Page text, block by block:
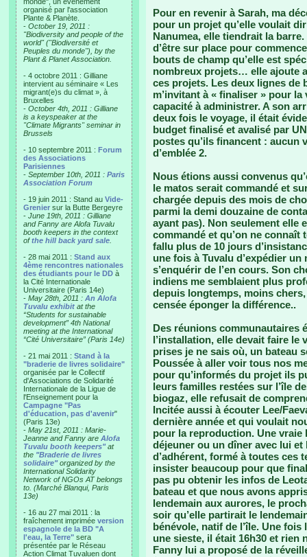
organisé par l'association
Plante & Planète.
- October 19, 2011 :
"Biodiversity and people of the
world" ("Biodiversité et
Peuples du monde"), by the
Plant & Planet Association.
- 4 octobre 2011 : Gilliane
intervient au séminaire « Les
migrant(e)s du climat », à
Bruxelles
- October 4th, 2011 : Gilliane
is a keyspeaker at the
"Climate Migrants" seminar in
Brussels
- 10 septembre 2011 : Forum
des Associations
Parisiennes
- September 10th, 2011 : Paris
Association Forum
- 19 juin 2011 : Stand au Vide-
Grenier sur la Butte Bergeyre
- June 19th, 2011 : Gilliane
and Fanny are Alofa Tuvalu
booth keepers in the context
ofthe hill back yard sale
- 28 mai 2011 : Stand aux
4ème rencontres nationales
des étudiants pour le DD à
la Cité Internationale
Universitaire (Paris 14e)
- May 28th, 2011 : An Alofa
Tuvalu exhibit at the
“Students for sustainable
development” 4th National
meeting at the International
“Cité Universitaire” (Paris 14e)
- 21 mai 2011 : Stand à la
"braderie de livres solidaire"
organisée par le Collectif
d'Associations de Solidarité
Internationale de la Ligue de
l'Enseignement pour la
Campagne "Pas
d'éducation, pas d'avenir"
(Paris 13e)
- May 21st, 2011 : Marie-
Jeanne and Fanny are Alofa
Tuvalu booth keepers"at
the "Braderie de livres
solidaire"organized by the
International Solidarity
Network of NGOs AT belongs
to. (Marché Blanqui, Paris
13e)
- 16 au 27 mai 2011 : la
fraîchement imprimée version
espagnole de la BD "A
l'eau, la Terre" sera
présentée par le Réseau
Action Climat Tuvaluen dont
Pour en revenir à Sarah, ma
pour un projet qu’elle voulait
Nanumea, elle tiendrait la
d’être sur place pour
bouts de champ qu’elle est
nombreux projets… elle ajoute
ces projets. Les deux lignes de
m’invitant à « finaliser » pour
capacité à administrer. A son
deux fois le voyage, il était
budget finalisé et avalisé par
postes qu’ils financent : aucun
d’emblée 2.
Nous étions aussi convenus
le matos serait commandé et
chargée depuis des mois de
parmi la demi douzaine de
ayant pas). Non seulement elle
commandé et qu’on ne
fallu plus de 10 jours
une fois à Tuvalu d’expédier
s’enquérir de l’en cours. Son
indiens me semblaient plus
depuis longtemps, moins
censée éponger la différence..
Des réunions communautaires
l’installation, elle devait faire le
prises je ne sais où, un bateau
Poussée à aller voir tous nos
pour qu’informés du projet ils
leurs familles restées sur l’île
biogaz, elle refusait de
Incitée aussi à écouter Lee/
dernière année et qui voulait
pour la reproduction. Une vraie
déjeuner ou un dîner avec lui
d’adhérent, formé à toutes ces
insister beaucoup pour que
pas pu obtenir les infos de
bateau et que nous avons
lendemain aux aurores, le
soir qu’elle partirait le
bénévole, natif de l’île. Une
une sieste, il était 16h30 et rien
Fanny lui a proposé de la